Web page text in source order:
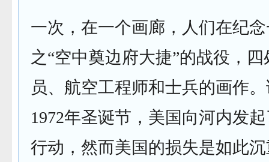
一次，在一个画廊，人们在纪
之“空中奠边府大捷”的战役，
员、航空工程师和士兵的画作
1972年圣诞节，美国向河内发
行动，然而美国的损失是如此